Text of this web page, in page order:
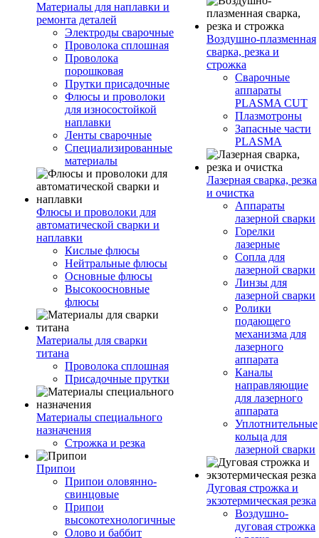
Материалы для наплавки и
ремонта деталей
Электроды сварочные
Проволока сплошная
Проволока
порошковая
Прутки присадочные
Флюсы и проволоки
для износостойкой
наплавки
Ленты сварочные
Специализированные
материалы
Флюсы и проволоки для
автоматической сварки и
наплавки
Кислые флюсы
Нейтральные флюсы
Основные флюсы
Высокоосновные
флюсы
Материалы для сварки
титана
Проволока сплошная
Присадочные прутки
Материалы специального
назначения
Строжка и резка
Припои
Припои оловянно-
свинцовые
Припои
высокотехнологичные
Олово и баббит
Воздушно-плазменная
сварка, резка и
строжка
Сварочные
аппараты
PLASMA CUT
Плазмотроны
Запасные части
PLASMA
Лазерная сварка, резка
и очистка
Аппараты
лазерной сварки
Горелки
лазерные
Сопла для
лазерной сварки
Линзы для
лазерной сварки
Ролики
подающего
механизма для
лазерного
аппарата
Каналы
направляющие
для лазерного
аппарата
Уплотнительные
кольца для
лазерной сварки
Дуговая строжка и
экзотермическая резка
Воздушно-
дуговая строжка